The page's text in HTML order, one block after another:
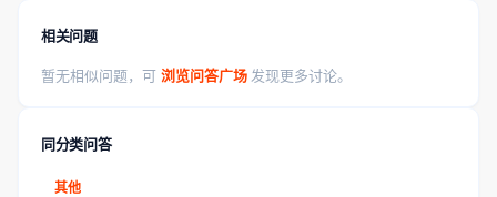
相关问题
暂无相似问题，可 浏览问答广场 发现更多讨论。
同分类问答
其他